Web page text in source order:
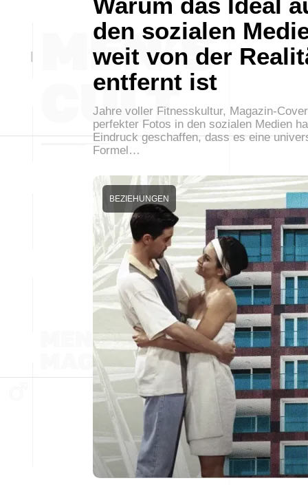
den sozialen
weit von der
entfernt ist
Jahre voller Fitnesskultur, Magazin-
perfekter Fotos in den sozialen Medien
Eindruck geschaffen, dass es eine
Formel…
BEZIEHUNGEN